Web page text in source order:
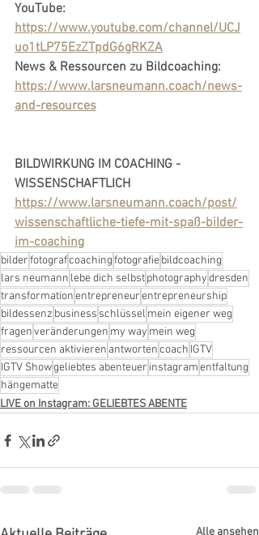
YouTube:
https://www.youtube.com/channel/UCJ
uo1tLP75EzZTpdG6gRKZA
News & Ressourcen zu Bildcoaching:
https://www.larsneumann.coach/news-
and-resources
BILDWIRKUNG IM COACHING -
WISSENSCHAFTLICH
https://www.larsneumann.coach/post/
wissenschaftliche-tiefe-mit-spaß-bilder-
im-coaching
bilderfotografcoachingfotografiebildcoaching
lars neumann lebe dich selbstphotographydresden
transformationentrepreneurentrepreneurship
bildessenz business schlüssel mein eigener weg
fragenveränderungen my way mein weg
ressourcen aktivieren antwortencoach IGTV
IGTV Showgeliebtes abenteuer instagramentfaltung
hängematte
LIVE on Instagram: GELIEBTES ABENTE
Alle ansehen